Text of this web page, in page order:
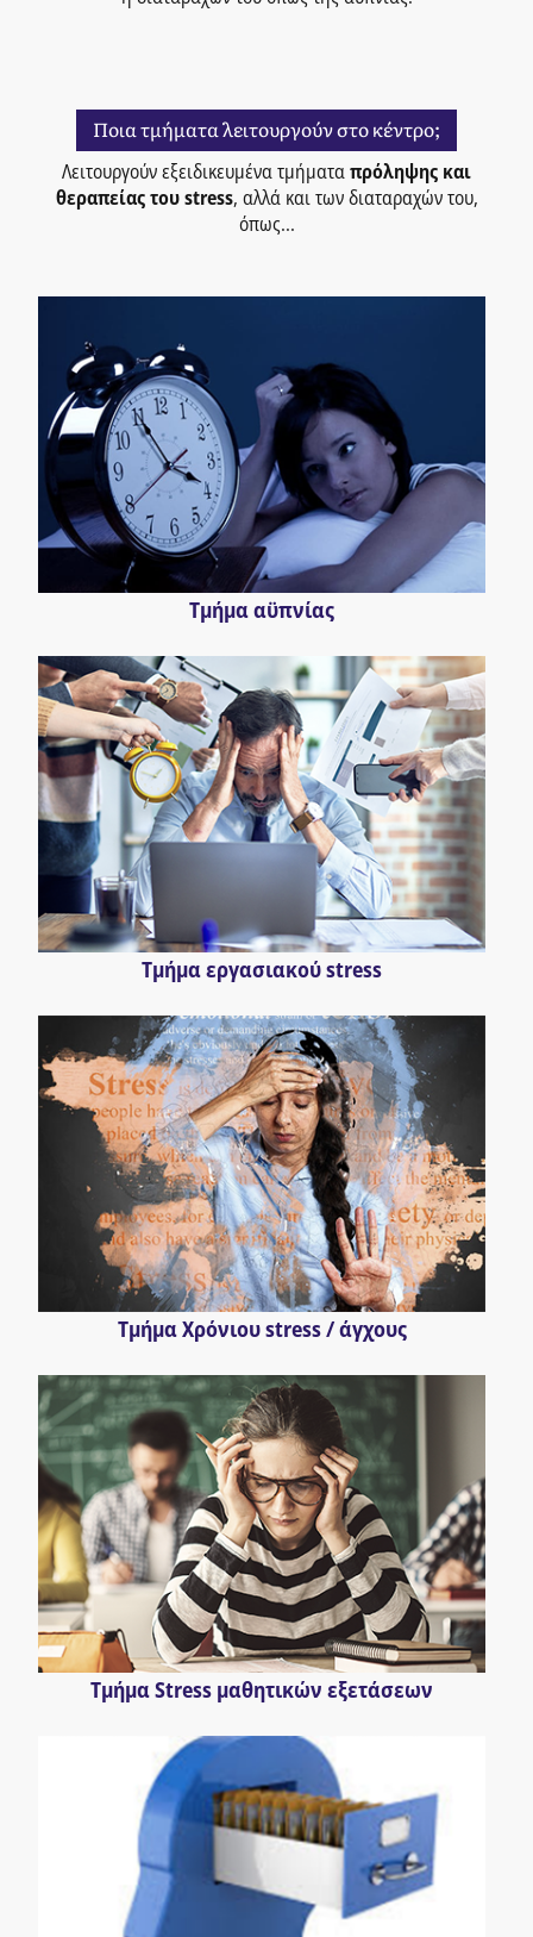
Ποια τμήματα λειτουργούν στο κέντρο;
Λειτουργούν εξειδικευμένα τμήματαπρόληψης και
θεραπείας του stress, αλλά και των διαταραχών του,
όπως...
Τμήμα αϋπνίας
Τμήμα εργασιακού stress
Τμήμα Χρόνιου stress / άγχους
Τμήμα Stress μαθητικών εξετάσεων